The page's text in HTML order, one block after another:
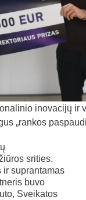
inovacijų ir
„rankos
srities.
ir suprantamas
buvo
Sveikatos